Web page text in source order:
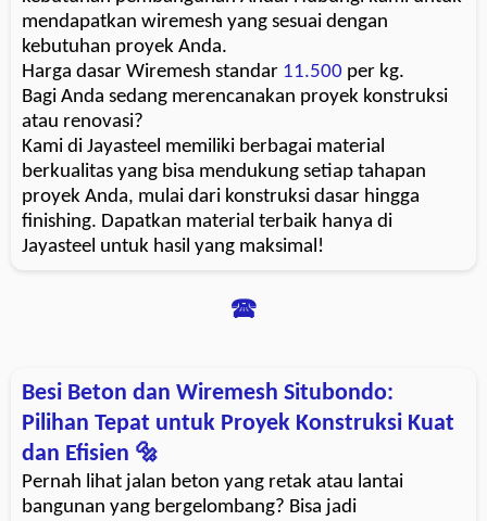
mendapatkan wiremesh yang sesuai dengan
kebutuhan proyek Anda.
Harga dasar Wiremesh standar 11.500 per kg.
Bagi Anda sedang merencanakan proyek konstruksi
atau renovasi?
Kami di Jayasteel memiliki berbagai material
berkualitas yang bisa mendukung setiap tahapan
proyek Anda, mulai dari konstruksi dasar hingga
finishing. Dapatkan material terbaik hanya di
Jayasteel untuk hasil yang maksimal!
🕿
Besi Beton dan Wiremesh Situbondo:
Pilihan Tepat untuk Proyek Konstruksi Kuat
dan Efisien 🔩
Pernah lihat jalan beton yang retak atau lantai
bangunan yang bergelombang? Bisa jadi